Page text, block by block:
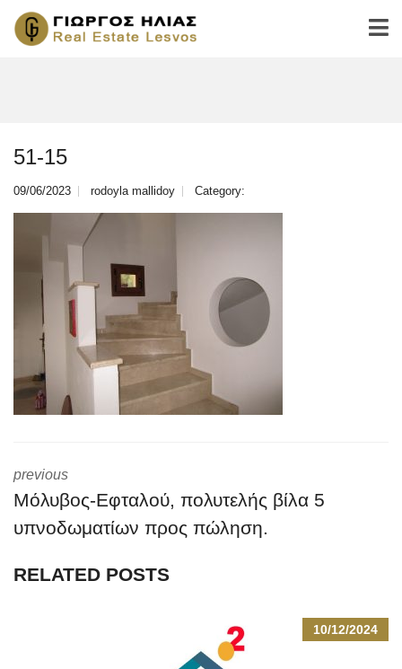
51-15
09/06/2023 rodoyla mallidoy Category:
previous
Μόλυβος-Εφταλού, πολυτελής βίλα 5
υπνοδωματίων προς πώληση.
RELATED POSTS
10/12/2024